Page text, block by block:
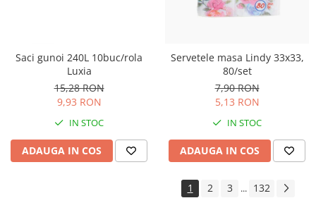
Saci gunoi 240L 10buc/rola
Luxia
15,28 RON
9,93 RON
IN STOC
ADAUGA IN COS
Servetele masa Lindy 33x33,
80/set
7,90 RON
5,13 RON
IN STOC
ADAUGA IN COS
1 2 3 ... 132